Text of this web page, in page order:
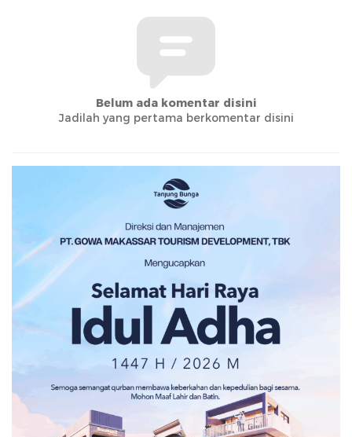
Belum ada komentar disini
Jadilah yang pertama berkomentar disini